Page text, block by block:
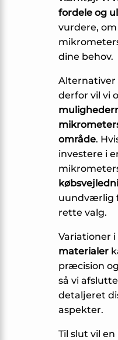
fordele og
vurdere, om
dine behov.
Alternativer
derfor vil vi
område.
investere i
uundværlig
rette valg.
Variationer i
materialer
præcision
så vi
detaljeret
aspekter.
Til slut vil en